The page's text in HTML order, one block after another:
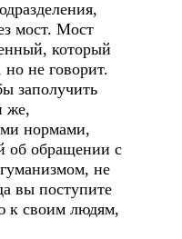
мост. Мост
который
но не говорит.
заполучить
же,
нормами,
об обращении с
не
вы поступите
к своим людям,